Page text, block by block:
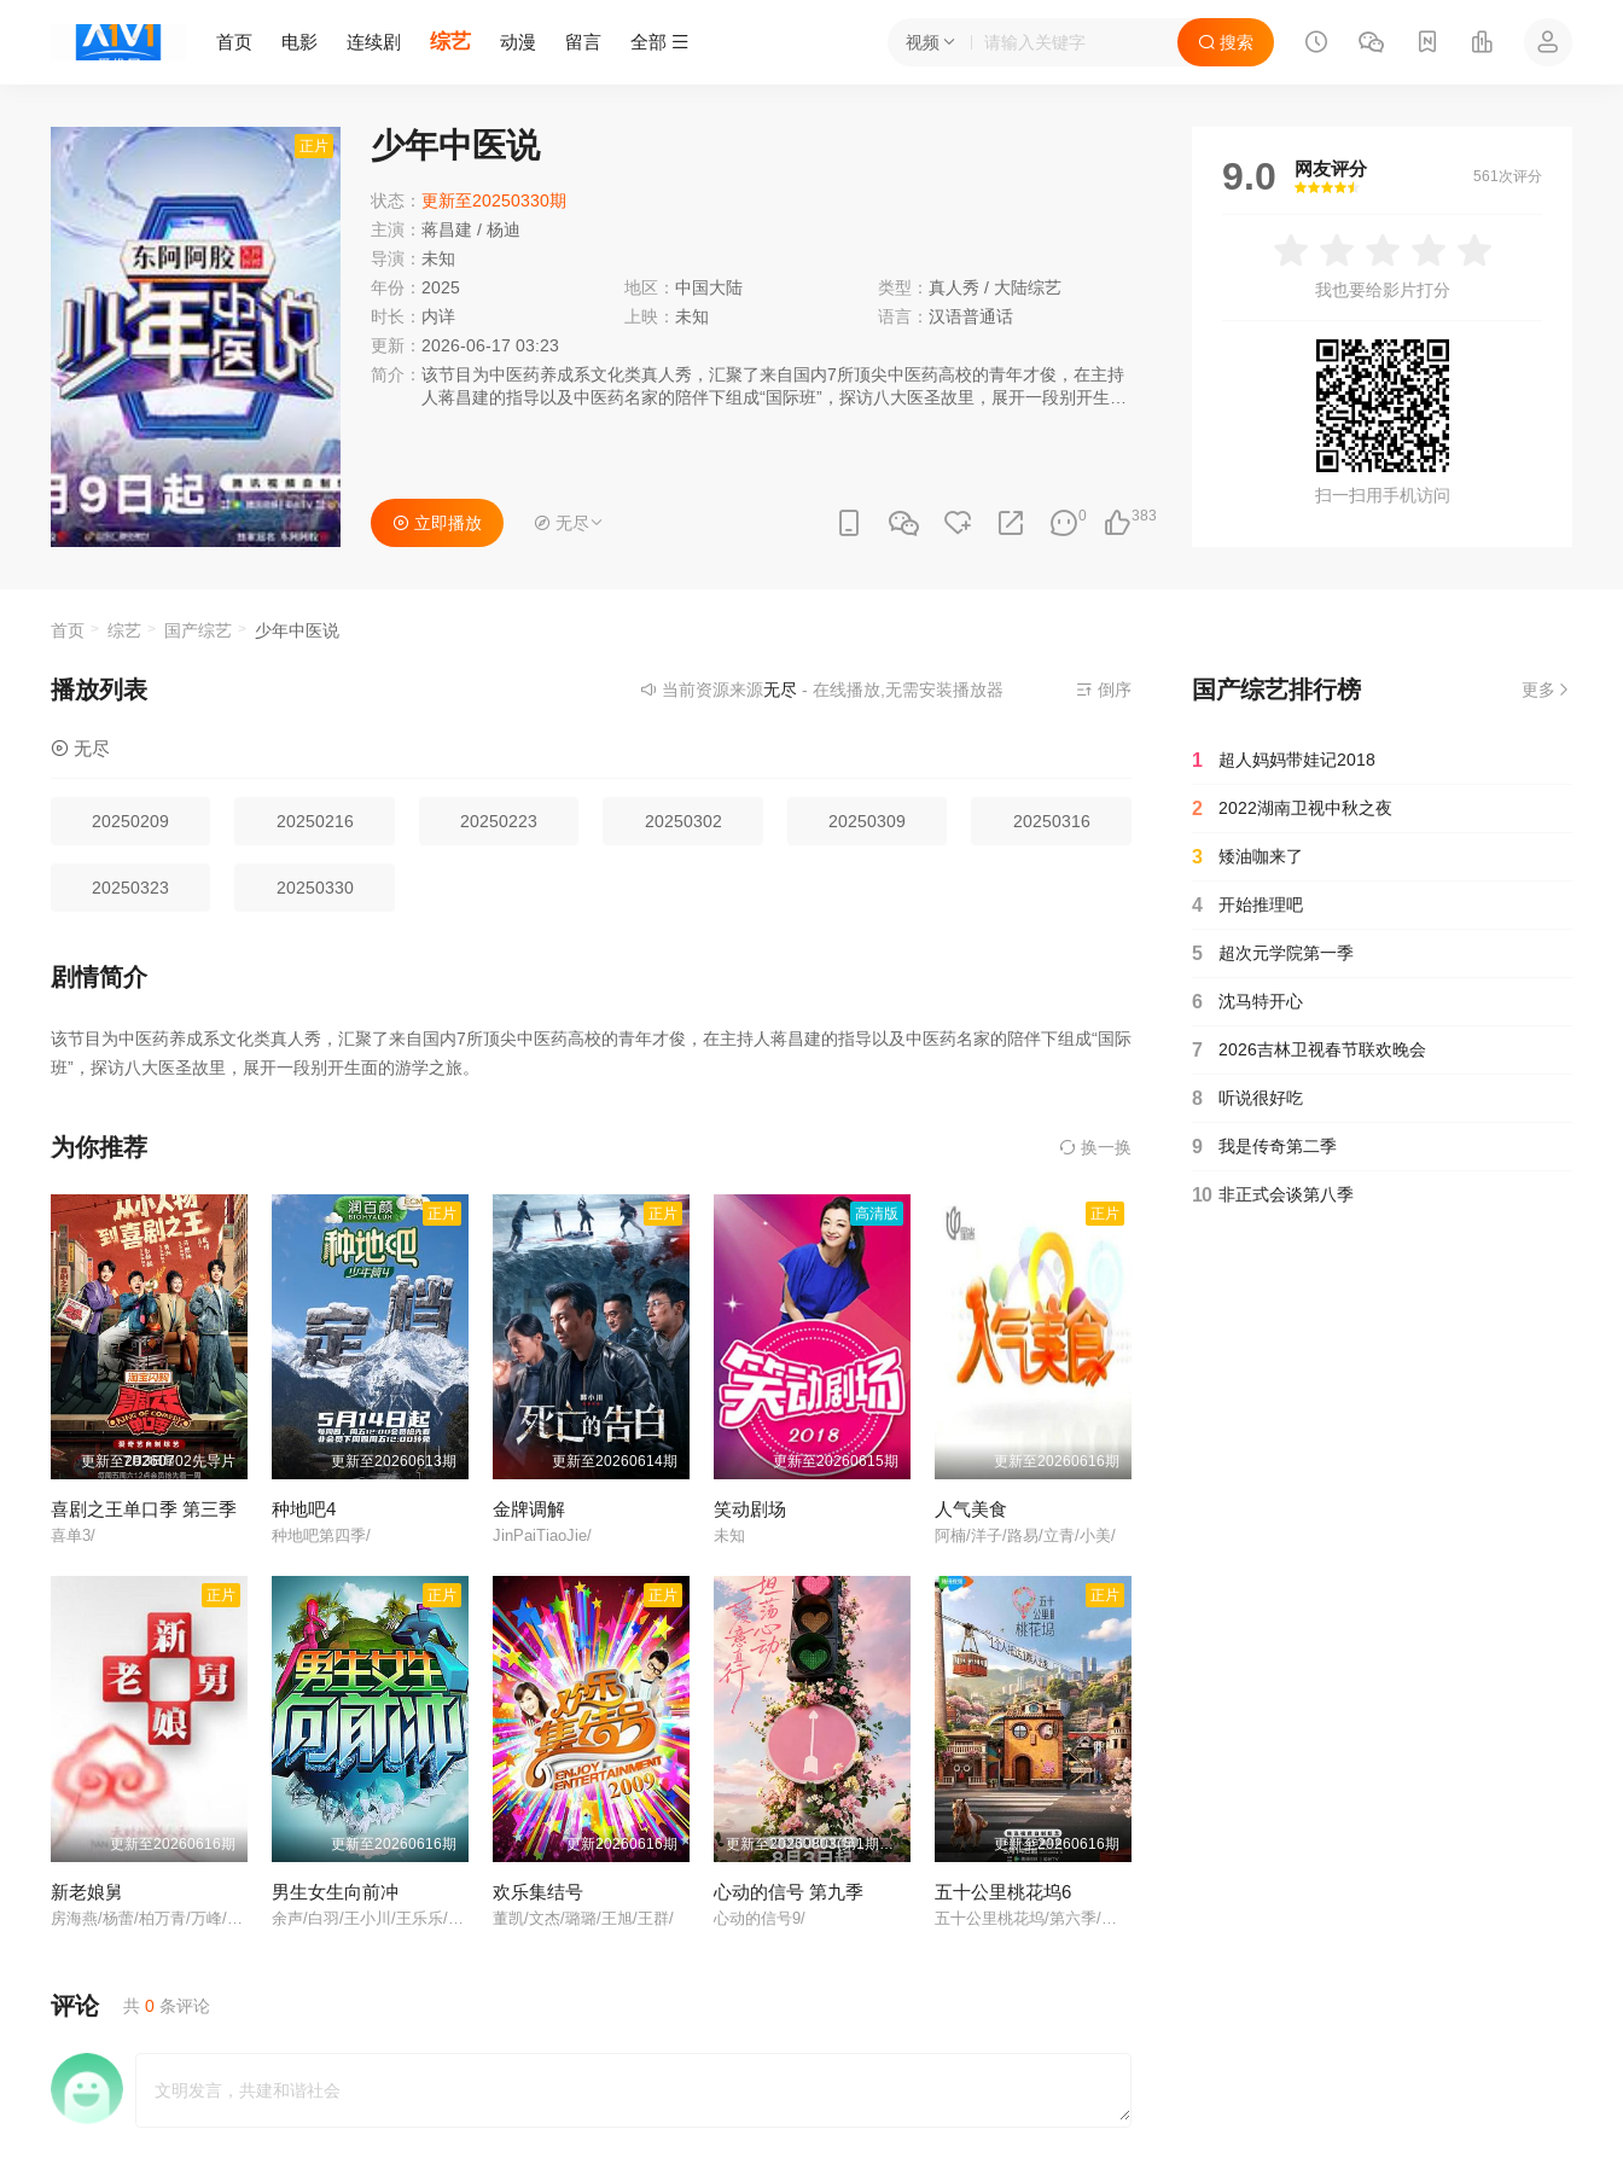
视频 搜索
首页 电影 连续剧 综艺 动漫 留言 全部
正片 少年中医说
状态： 更新至20250330期
主演： 蒋昌建 / 杨迪
导演： 未知
年份： 2025 地区： 中国大陆 类型： 真人秀 / 大陆综艺
时长： 内详 上映： 未知 语言： 汉语普通话
更新： 2026-06-17 03:23
简介： 该节目为中医药养成系文化类真人秀，汇聚了来自国内7所顶尖中医药高校的青年才俊，在主持
人蒋昌建的指导以及中医药名家的陪伴下组成“国际班”，探访八大医圣故里，展开一段别开生面
383
0
立即播放 无尽
9.0 网友评分
很差
较差还行推荐力荐
561次评分
我也要给影片打分
扫一扫用手机访问
首页 综艺 国产综艺 少年中医说
播放列表 当前资源来源无尽- 在线播放,无需安装播放器 倒序
无尽
20250209 20250216 20250223 20250302 20250309 20250316
20250323 20250330
剧情简介
该节目为中医药养成系文化类真人秀，汇聚了来自国内7所顶尖中医药高校的青年才俊，在主持人蒋昌建的指导以及中医药名家的陪伴下组成“国际
班”，探访八大医圣故里，展开一段别开生面的游学之旅。
为你推荐 换一换
更新至20260702先导片
喜剧之王单口季 第三季
喜单3/
正片
更新至20260613期
种地吧4
种地吧第四季/
正片
更新至20260614期
金牌调解
JinPaiTiaoJie/
高清版
更新至20260615期
笑动剧场
未知
正片
更新至20260616期
人气美食
阿楠/洋子/路易/立青/小美/
正片
更新至20260616期
新老娘舅
正片
更新至20260616期
男生女生向前冲
正片
更新20260616期
欢乐集结号
董凯/文杰/璐璐/王旭/王群/
更新至20260803(第1期中纯享)
心动的信号 第九季
心动的信号9/
正片
更新至20260616期
五十公里桃花坞6
评论 共 0 条评论
国产综艺排行榜 更多
1 超人妈妈带娃记2018
2 2022湖南卫视中秋之夜
3 矮油咖来了
4 开始推理吧
5 超次元学院第一季
6 沈马特开心
7 2026吉林卫视春节联欢晚会
8 听说很好吃
9 我是传奇第二季
10 非正式会谈第八季